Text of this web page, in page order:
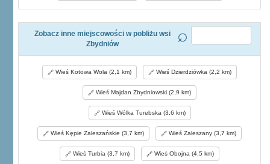
Zobacz inne miejscowości w pobliżu wsi
Zbydniów
Wieś Kotowa Wola (2,1 km) Wieś Dzierdziówka (2,2 km)
Wieś Majdan Zbydniowski (2,9 km)
Wieś Wólka Turebska (3,6 km)
Wieś Kępie Zaleszańskie (3,7 km) Wieś Zaleszany (3,7 km)
Wieś Turbia (3,7 km) Wieś Obojna (4,5 km)